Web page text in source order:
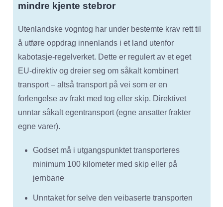
mindre kjente stebror
Utenlandske vogntog har under bestemte krav rett til
å utføre oppdrag innenlands i et land utenfor
kabotasje-regelverket. Dette er regulert av et eget
EU-direktiv og dreier seg om såkalt kombinert
transport – altså transport på vei som er en
forlengelse av frakt med tog eller skip. Direktivet
unntar såkalt egentransport (egne ansatter frakter
egne varer).
Godset må i utgangspunktet transporteres
minimum 100 kilometer med skip eller på
jernbane
Unntaket for selve den veibaserte transporten